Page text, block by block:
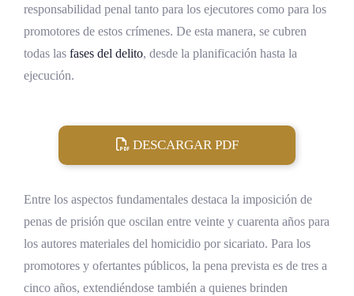
¿Esta ley desplaza al homicidio calificado del
¿Esta ley afecta a quienes contratan al
¿Qué hacer si soy víctima de amenaza o
tentativa de sicariato?
responsabilidad penal tanto para los ejecutores como para los
promotores de estos crímenes. De esta manera, se cubren
todas las fases del delito, desde la planificación hasta la
ejecución.
DESCARGAR PDF
Entre los aspectos fundamentales destaca la imposición de
penas de prisión que oscilan entre veinte y cuarenta años para
los autores materiales del homicidio por sicariato. Para los
promotores y ofertantes públicos, la pena prevista es de tres a
cinco años, extendiéndose también a quienes brinden